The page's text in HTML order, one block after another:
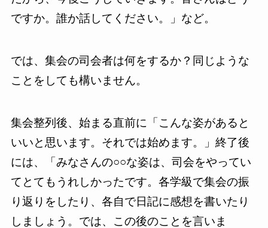
ですか。誰か話してください。」など。
では、集会の司会者は何をするか？同じような
ことをしても構いません。
集会整列後、始まる直前に「こんな姿があると
いいと思います。それでは始めます。」終了後
には、「みなさんの○○な姿は、司会をやってい
てとてもうれしかったです。各学級で集会の振
り返りをしたり、各自で日記に感想を書いたり
しましょう。では、この後のことを言いま